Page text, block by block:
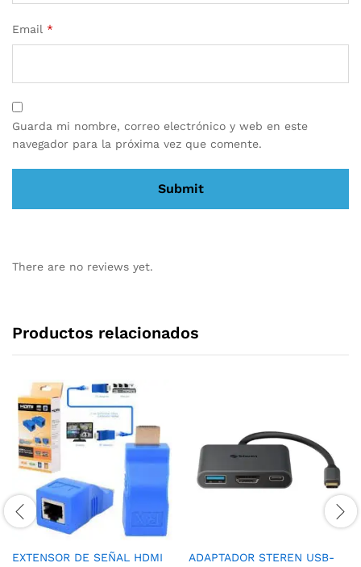
Email *
Guarda mi nombre, correo electrónico y web en este
navegador para la próxima vez que comente.
There are no reviews yet.
Productos relacionados
EXTENSOR DE SEÑAL HDMI
ADAPTADOR STEREN USB-